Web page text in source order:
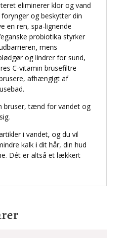
eliminerer klor og vand
og beskytter din
en ren, spa-lignende
probiotika styrker
mens
og lindrer for sund,
C-vitamin brusefiltre
afhængigt af
bruser, tænd for vandet og
i vandet, og du vil
kalk i dit hår, din hud
Dét er altså et lækkert